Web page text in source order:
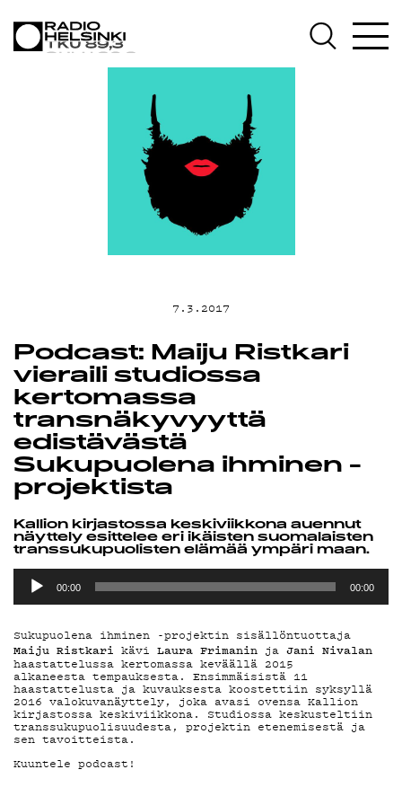
OHJELMAT
TEKIJÄT
ON-DEMAND
PODCAST
MAINOSTA
G LIVELAB
YSTÄVÄKLUBI
TIETOSUOJA
KIRJAUDU SISÄÄN
7.3.2017
Podcast: Maiju Ristkari
vieraili studiossa
kertomassa
transnäkyvyyttä
edistävästä
Sukupuolena ihminen -
projektista
Kallion kirjastossa keskiviikkona auennut
näyttely esittelee eri ikäisten suomalaisten
transsukupuolisten elämää ympäri maan.
Äänitoistin
00:00 00:00
Sukupuolena ihminen -projektin sisällöntuottaja
Maiju Ristkari kävi Laura Frimanin ja Jani Nivalan
haastattelussa kertomassa keväällä 2015
alkaneesta tempauksesta. Ensimmäisistä 11
haastattelusta ja kuvauksesta koostettiin syksyllä
2016 valokuvanäyttely, joka avasi ovensa Kallion
kirjastossa keskiviikkona. Studiossa keskusteltiin
transsukupuolisuudesta, projektin etenemisestä ja
sen tavoitteista.
Kuuntele podcast!